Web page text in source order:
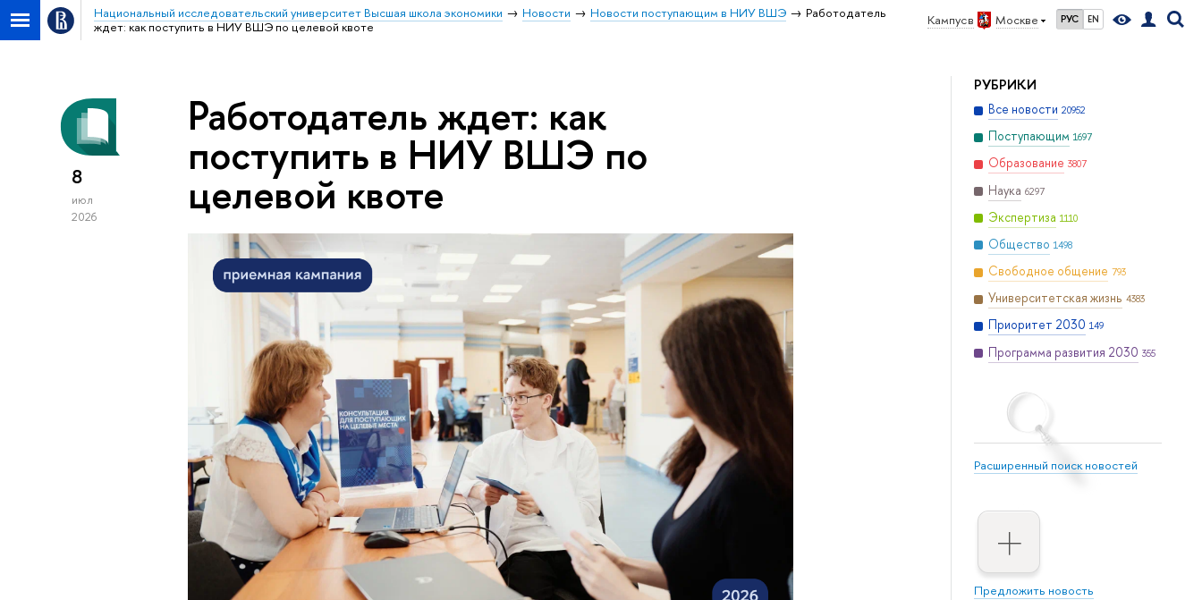
Кампус в Москве РУС EN
Национальный исследовательский университет Высшая школа экономики Новости Новости поступающим в НИУ ВШЭ
Работодатель
ждет: как поступить в НИУ ВШЭ по целевой квоте
РУБРИКИ
Все новости 20952
Поступающим 1697
Образование 3807
Наука 6297
Экспертиза 1110
Общество 1498
Свободное общение 793
Университетская жизнь 4383
Приоритет 2030 149
Программа развития 2030 355
Расширенный поиск новостей
Предложить новость
8
июл
2026
Работодатель ждет: как
поступить в НИУ ВШЭ по
целевой квоте